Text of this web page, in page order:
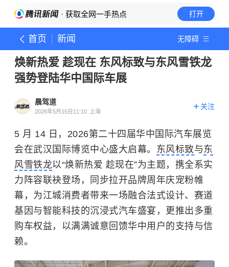
· 获取全网一手热点 打开
首页 新闻 无障碍
焕新热爱 趁现在 东风标致与东风雪铁龙
强势登陆华中国际车展
晨驾道
2026年5月15日11:10 上海
关注
5 月 14 日，2026第二十四届华中国际汽车展览
会在武汉国际博览中心盛大启幕。 东风标致与东
风雪铁龙以“焕新热爱 趁现在”为主题，携全系实
力阵容联袂登场，同步拉开品牌周年庆宠粉帷
幕，为江城消费者带来一场融合法式设计、赛道
基因与智能科技的沉浸式汽车盛宴，更推出多重
购车权益，以满满诚意回馈华中用户的支持与信
赖。